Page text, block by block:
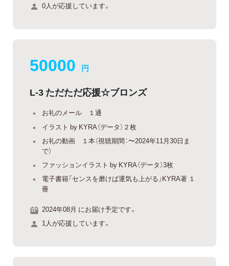
0人が応援しています。
50000 円
L-3 ただただ応援☆ブロンズ
お礼のメール １通
イラスト by KYRA（データ）２枚
お礼の動画 １本（視聴期間：〜2024年11月30日ま
で）
ファッションイラスト by KYRA（データ）3枚
電子書籍「センスを磨けば運気も上がる」KYRA著 １
冊
2024年08月 にお届け予定です。
1人が応援しています。